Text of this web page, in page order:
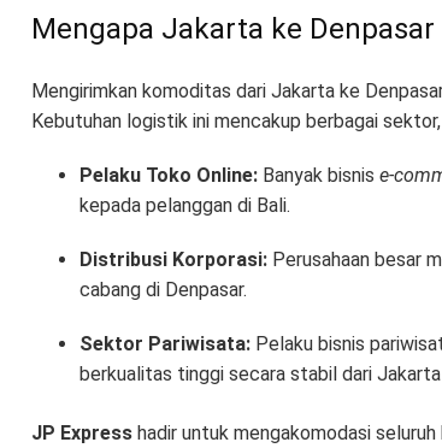
Mengapa Jakarta ke
Mengirimkan komoditas dari Jakarta ke
Kebutuhan logistik ini mencakup berbagai
Pelaku Toko Online: Banyak bisnis e-
kepada pelanggan di Bali.
Distribusi Korporasi: Perusahaan besar
cabang di Denpasar.
Sektor Pariwisata: Pelaku bisnis
berkualitas tinggi secara stabil dari
JP Express hadir untuk mengakomodasi